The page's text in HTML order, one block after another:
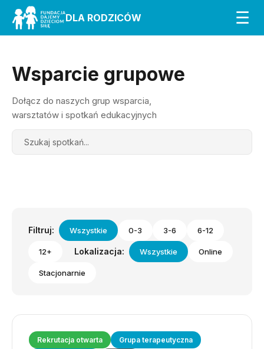
DLA RODZICÓW ☰
Wsparcie grupowe
Dołącz do naszych grup wsparcia,
warsztatów i spotkań edukacyjnych
Search
Filtruj: Wszystkie 0-3 3-6 6-12
12+ Lokalizacja: Wszystkie Online
Stacjonarnie
Rekrutacja otwarta
Grupa terapeutyczna